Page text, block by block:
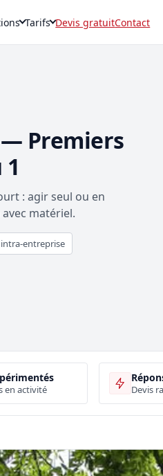
Tarifs Devis gratuitContact
— Premiers
: agir seul ou en
matériel.
entreprise
en activité Devis